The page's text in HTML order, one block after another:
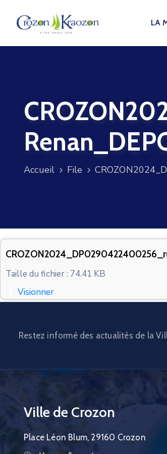
LA
Accueil File
Taille du fichier : 74.41 KB
Visionner
Restez informé des actualités de la
Ville de Crozon
Place Léon Blum, 29160 Crozon